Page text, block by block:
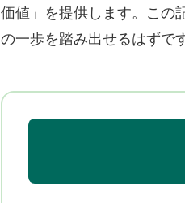
価値」を提供します。この
の一歩を踏み出せるはずです